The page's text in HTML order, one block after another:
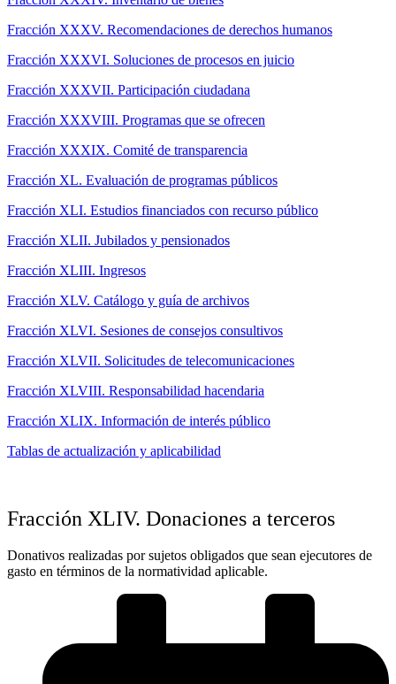
Fracción XXXV. Recomendaciones de derechos humanos
Fracción XXXVI. Soluciones de procesos en juicio
Fracción XXXVII. Participación ciudadana
Fracción XXXVIII. Programas que se ofrecen
Fracción XXXIX. Comité de transparencia
Fracción XL. Evaluación de programas públicos
Fracción XLI. Estudios financiados con recurso público
Fracción XLII. Jubilados y pensionados
Fracción XLIII. Ingresos
Fracción XLV. Catálogo y guía de archivos
Fracción XLVI. Sesiones de consejos consultivos
Fracción XLVII. Solicitudes de telecomunicaciones
Fracción XLVIII. Responsabilidad hacendaria
Fracción XLIX. Información de interés público
Tablas de actualización y aplicabilidad
Fracción XLIV. Donaciones a terceros
Donativos realizadas por sujetos obligados que sean ejecutores de
gasto en términos de la normatividad aplicable.